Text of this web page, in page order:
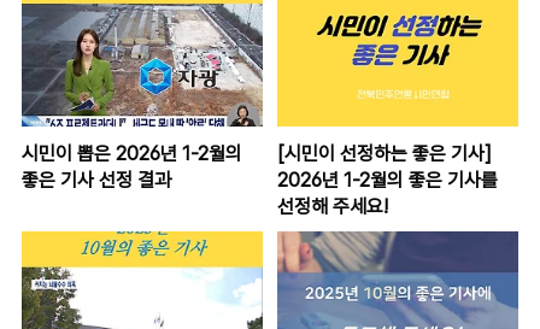
시민이 뽑은 2026년 1-2월의
좋은 기사 선정 결과
[시민이 선정하는 좋은 기사]
2026년 1-2월의 좋은 기사를
선정해 주세요!